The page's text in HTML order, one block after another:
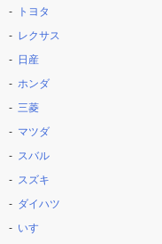
トヨタ
レクサス
日産
ホンダ
三菱
マツダ
スバル
スズキ
ダイハツ
いすゞ